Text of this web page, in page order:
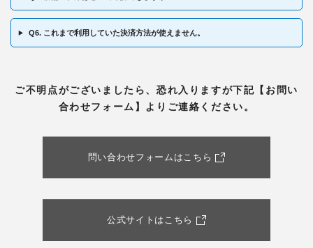
Q6. これまで利用していた決済方法が使えません。
ご不明点がございましたら、恐れ入りますが下記【お問い
合わせフォーム】よりご連絡ください。
問い合わせフォームはこちら
公式サイトはこちら